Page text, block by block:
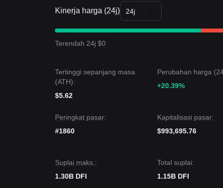
• Selama pasar mempertahankan strukturnya di
ekosistem; namun, kehati-hatian tetap disarankan
Ringkasan Tren
Wawasan Pasar
Dari perspektif jangka pendek, DeFiChain
Outlook Pasar
Jika harga DeFiChain menembus$0.01820 , level
Jika harga DeFiChain turun di bawah
Konsensus di antara analis adalah bahwa
menyamping dalam jangka pendek, jika harga
bergeser dari
bearish menjadi konsolidasi netral
Kinerja harga (24j) 24j
Terendah 24j $0
Tertinggi sepanjang masa
(ATH):
$5.62
Perubahan harga
+20.39%
Peringkat pasar:
#1860
Kapitalisasi pasar:
$993,695.76
Suplai maks.:
1.30B DFI
Total suplai:
1.15B DFI